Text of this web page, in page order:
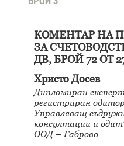
КОМЕНТАР НА
ЗА
ДВ, БРОЙ 72 ОТ
Христо Досев
Дипломиран
регистриран
Управляващ
консултации и
ООД – Габрово